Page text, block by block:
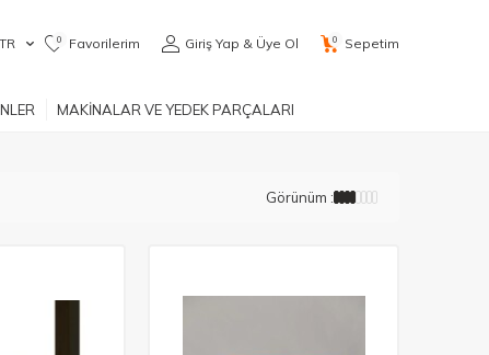
TR 0 Favorilerim Giriş Yap & Üye Ol 0 Sepetim
MAKİNALAR VE YEDEK PARÇALARI
Görünüm :